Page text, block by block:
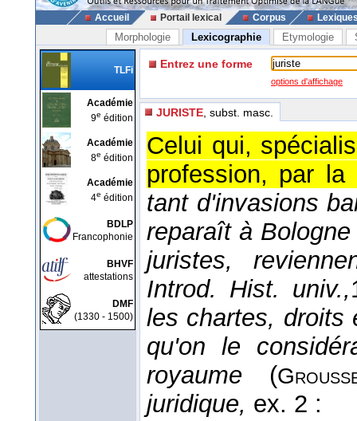
Accueil Portail lexical Corpus
Morphologie Lexicographie Etymologie
TLFi
Académie
9e édition
Académie
8e édition
Académie
4e édition
BDLP
Francophonie
BHVF
attestations
DMF
(1330 - 1500)
Entrez une forme
options d'affichage
JURISTE , subst. masc.
Celui qui,
profession, par
tant d'invasions
reparaît à
juristes,
Introd. Hist. univ.,
les chartes, droits
qu'on le
royaume (
juridique, ex. 2 :